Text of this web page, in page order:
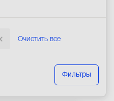
Очистить все
Фильтры